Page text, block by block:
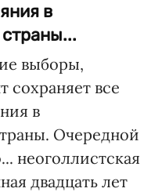
в
выборы,
сохраняет все
в
Очередной
неоголлистская
двадцать лет